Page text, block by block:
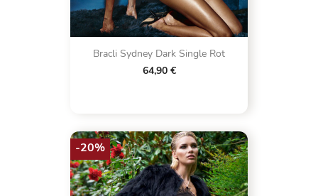
Bracli Sydney Dark Single Rot
64,90 €
-20%